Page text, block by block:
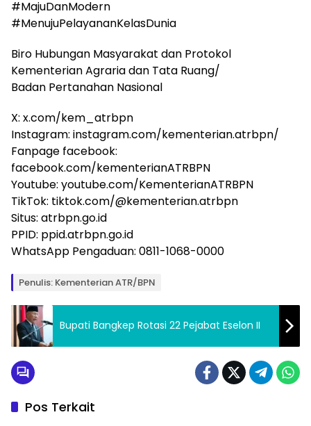
#MajuDanModern
#MenujuPelayananKelasDunia
Biro Hubungan Masyarakat dan Protokol
Kementerian Agraria dan Tata Ruang/
Badan Pertanahan Nasional
X: x.com/kem_atrbpn
Instagram: instagram.com/kementerian.atrbpn/
Fanpage facebook:
facebook.com/kementerianATRBPN
Youtube: youtube.com/KementerianATRBPN
TikTok: tiktok.com/@kementerian.atrbpn
Situs: atrbpn.go.id
PPID: ppid.atrbpn.go.id
WhatsApp Pengaduan: 0811-1068-0000
Penulis: Kementerian ATR/BPN
Bupati Bangkep Rotasi 22 Pejabat Eselon II
Pos Terkait